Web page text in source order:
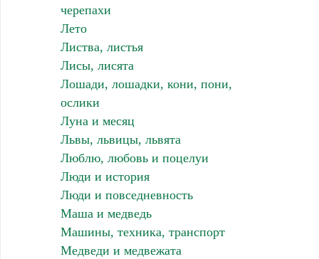
черепахи
Лето
Листва, листья
Лисы, лисята
Лошади, лошадки, кони, пони,
ослики
Луна и месяц
Львы, львицы, львята
Люблю, любовь и поцелуи
Люди и история
Люди и повседневность
Маша и медведь
Машины, техника, транспорт
Медведи и медвежата